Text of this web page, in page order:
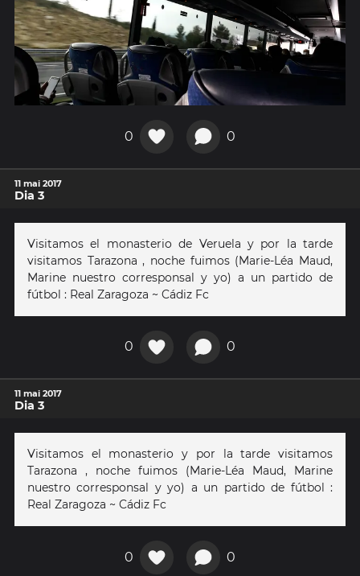
0 0
11 mai 2017
Dia 3
Visitamos el monasterio de Veruela y por la tarde
visitamos Tarazona , noche fuimos (Marie-Léa Maud,
Marine nuestro corresponsal y yo) a un partido de
fútbol : Real Zaragoza ~ Cádiz Fc
0 0
11 mai 2017
Dia 3
Visitamos el monasterio y por la tarde visitamos
Tarazona , noche fuimos (Marie-Léa Maud, Marine
nuestro corresponsal y yo) a un partido de fútbol :
Real Zaragoza ~ Cádiz Fc
0 0